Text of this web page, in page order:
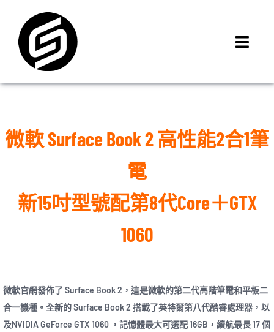
content
iPhone 回收價
3C租賃
MSI 舊換新
微軟 Surface Book 2 高性能2合1筆
電
新15吋型號配第8代Core＋GTX
1060
微軟官網發佈了 Surface Book 2，這是微軟的第二代高階筆電和平板二
合一機種。全新的 Surface Book 2 搭載了英特爾第八代酷睿處理器，以
及NVIDIA GeForce GTX 1060 ，記憶體最大可選配 16GB，續航最長 17 個